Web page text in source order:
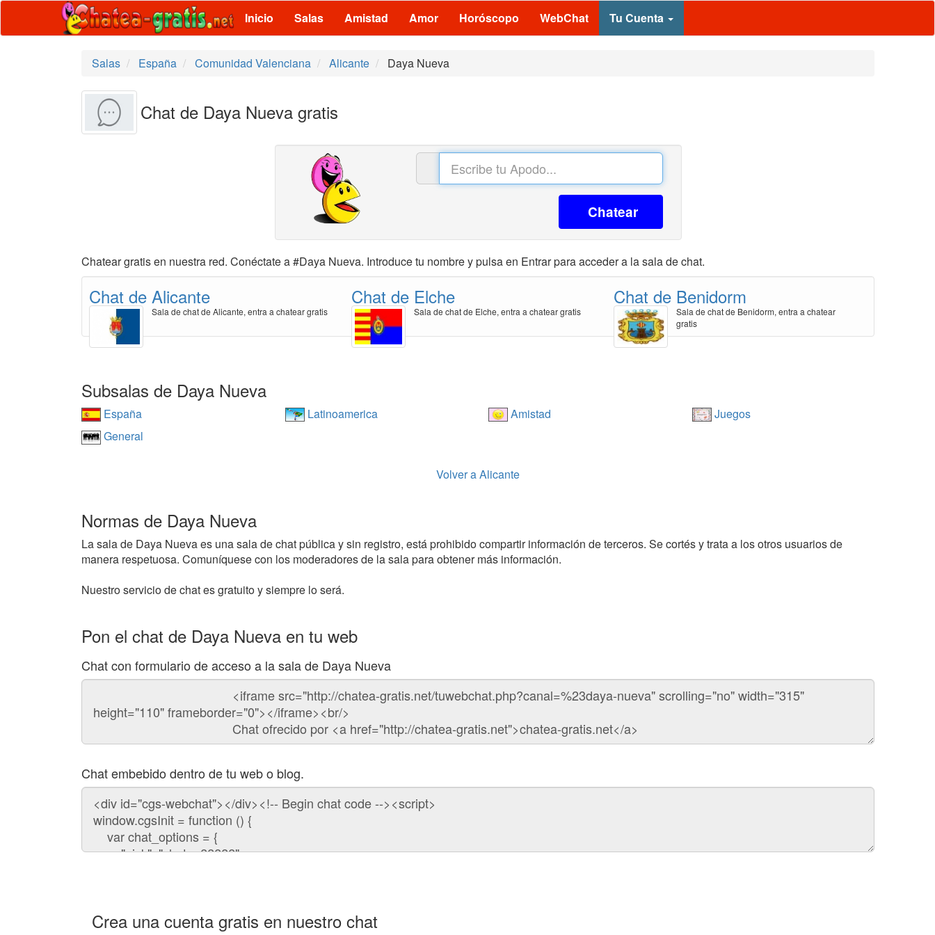
Inicio Salas Amistad Amor Horóscopo WebChat Tu Cuenta
Salas España Comunidad Valenciana Alicante Daya Nueva
Chat de Daya Nueva gratis
Chatear
Chatear gratis en nuestra red. Conéctate a #Daya Nueva. Introduce tu nombre y pulsa en Entrar para acceder a la sala de chat.
Chat de Alicante
Sala de chat de Alicante, entra a chatear gratis
Chat de Elche
Sala de chat de Elche, entra a chatear gratis
Chat de Benidorm
Sala de chat de Benidorm, entra a chatear
gratis
Subsalas de Daya Nueva
España Latinoamerica Amistad
Juegos
General
Volver a Alicante
Normas de Daya Nueva
La sala de Daya Nueva es una sala de chat pública y sin registro, está prohibido compartir información de terceros. Se cortés y trata a los otros usuarios de
manera respetuosa. Comuníquese con los moderadores de la sala para obtener más información.
Nuestro servicio de chat es gratuito y siempre lo será.
Pon el chat de Daya Nueva en tu web
Chat con formulario de acceso a la sala de Daya Nueva
Código
chat
Chat embebido dentro de tu web o blog.
Código
para
embeber
chat
Crea una cuenta gratis en nuestro chat